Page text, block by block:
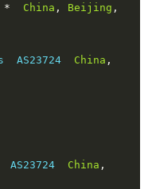
* China , Beijing ,
AS23724 China ,
AS23724 China ,